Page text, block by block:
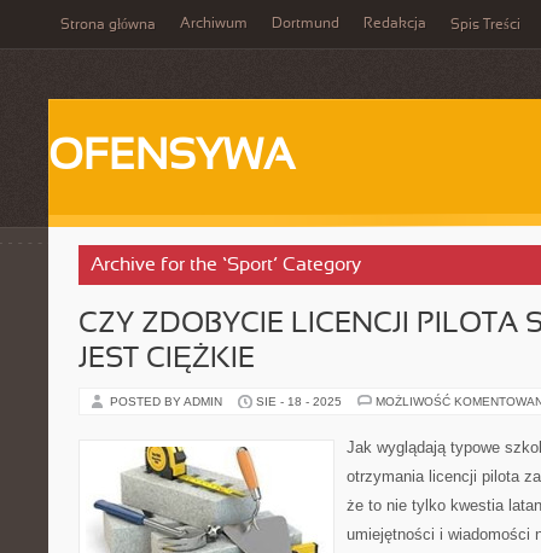
Strona główna Archiwum Dortmund Redakcja Spis Treści
OFENSYWA
Archive for the ‘Sport’ Category
CZY ZDOBYCIE LICENCJI PILOTA
JEST CIĘŻKIE
POSTED BY ADMIN SIE - 18 - 2025 MOŻLIWOŚĆ
Jak wyglądają typowe
otrzymania licencji pilota
że to nie tylko kwestia
umiejętności i wiadomości